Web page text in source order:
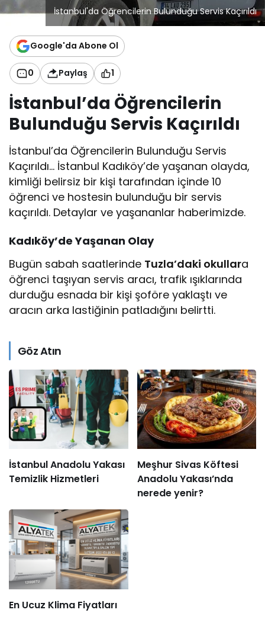
İstanbul'da Öğrencilerin Bulunduğu Servis Kaçırıldı
Google'da Abone Ol
0 Paylaş 1
İstanbul’da Öğrencilerin
Bulunduğu Servis Kaçırıldı
İstanbul’da Öğrencilerin Bulunduğu Servis
Kaçırıldı… İstanbul Kadıköy’de yaşanan olayda,
kimliği belirsiz bir kişi tarafından içinde 10
öğrenci ve hostesin bulunduğu bir servis
kaçırıldı. Detaylar ve yaşananlar haberimizde.
Kadıköy’de Yaşanan Olay
Bugün sabah saatlerinde Tuzla’daki okullara
öğrenci taşıyan servis aracı, trafik ışıklarında
durduğu esnada bir kişi şoföre yaklaştı ve
aracın arka lastiğinin patladığını belirtti.
Göz Atın
İstanbul Anadolu Yakası
Temizlik Hizmetleri
Meşhur Sivas Köftesi
Anadolu Yakası’nda
nerede yenir?
En Ucuz Klima Fiyatları